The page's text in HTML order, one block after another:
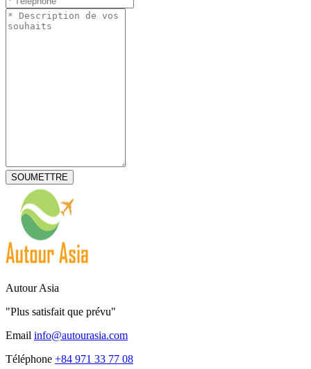
Autour Asia
"Plus satisfait que prévu"
Email info@autourasia.com
Téléphone +84 971 33 77 08